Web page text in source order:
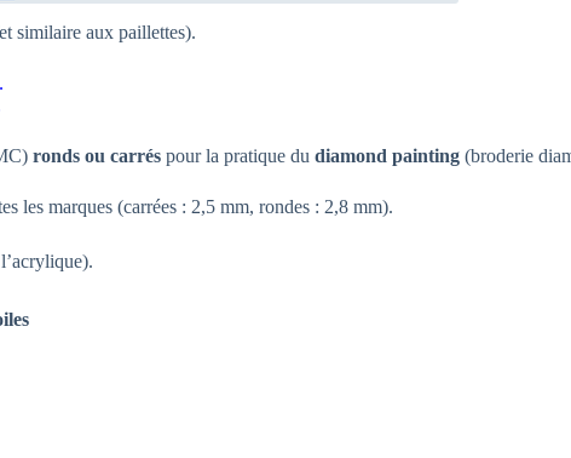
similaire aux paillettes).
ronds ou carrés pour la pratique dudiamond painting (broderie
les marques (carrées : 2,5 mm, rondes : 2,8 mm).